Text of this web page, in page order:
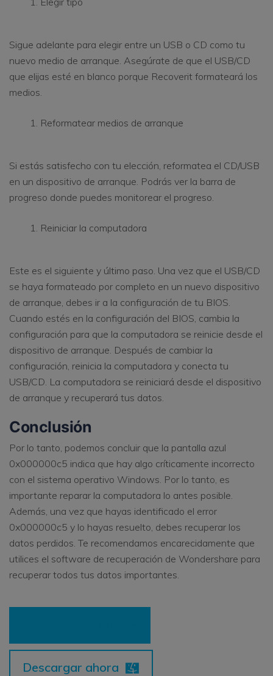
Sigue adelante para elegir entre un USB o CD como tu
nuevo medio de arranque. Asegúrate de que el USB/CD
que elijas esté en blanco porque Recoverit formateará los
medios.
Reformatear medios de arranque
Si estás satisfecho con tu elección, reformatea el CD/USB
en un dispositivo de arranque. Podrás ver la barra de
progreso donde puedes monitorear el progreso.
Reiniciar la computadora
Este es el siguiente y último paso. Una vez que el USB/CD
se haya formateado por completo en un nuevo dispositivo
de arranque, debes ir a la configuración de tu BIOS.
Cuando estés en la configuración del BIOS, cambia la
configuración para que la computadora se reinicie desde el
dispositivo de arranque. Después de cambiar la
configuración, reinicia la computadora y conecta tu
USB/CD. La computadora se reiniciará desde el dispositivo
de arranque y recuperará tus datos.
Conclusión
Por lo tanto, podemos concluir que la pantalla azul
0x000000c5 indica que hay algo críticamente incorrecto
con el sistema operativo Windows. Por lo tanto, es
importante reparar la computadora lo antes posible.
Además, una vez que hayas identificado el error
0x000000c5 y lo hayas resuelto, debes recuperar los
datos perdidos. Te recomendamos encarecidamente que
utilices el software de recuperación de Wondershare para
recuperar todos tus datos importantes.
Descargar ahora